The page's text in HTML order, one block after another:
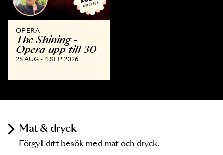
OPERA
The Shining -
Opera upp till 30
28 AUG - 4 SEP 2026
Mat & dryck
Förgyll ditt besök med mat och dryck.